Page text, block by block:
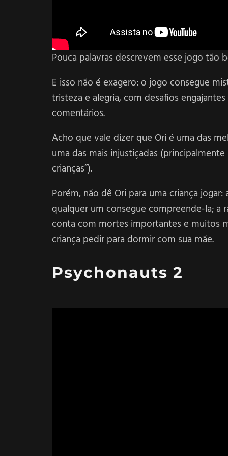
Pouca palavras descrevem esse jogo tão
E isso não é exagero: o jogo consegue
tristeza e alegria, com desafios
comentários.
Acho que vale dizer que Ori é uma das
uma das mais injustiçadas
crianças”).
Porém, não dê Ori para uma criança
qualquer um consegue compreende-la; a
conta com mortes importantes e muitos
criança pedir para dormir com sua mãe.
Psychonauts 2